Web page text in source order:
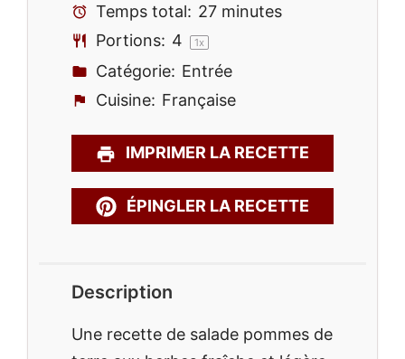
Temps total: 27 minutes
Portions: 4 1x
Catégorie: Entrée
Cuisine: Française
IMPRIMER LA RECETTE
ÉPINGLER LA RECETTE
Description
Une recette de salade pommes de